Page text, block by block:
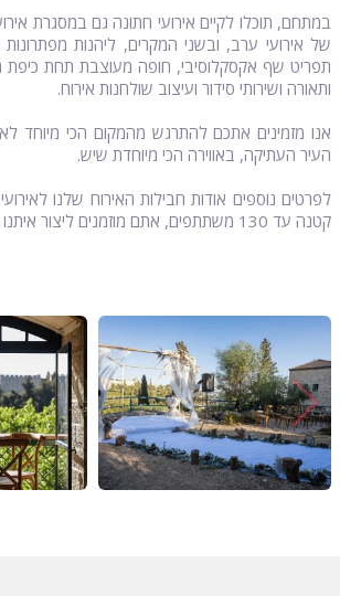
במתחם, תוכלו לקיים אירועי חתונה גם במסגרת
של אירועי ערב, ובשני המקרים, ליהנות מפתרונות
תפריט שף אקסקלוסיבי, חופה מעוצבת תחת כיפת
ותאורה ושירותי סידור ועיצוב שולחנות אירוח.
אנו מזמינים אתכם להתרגש מהמקום הכי מיוחד
העיר העתיקה, באווירה הכי מיוחדת שיש.
לפרטים נוספים אודות חבילות האירוח שלנו
קטנה עד 130 משתתפים, אתם מוזמנים ליצור איתנו קשר עוד היום.